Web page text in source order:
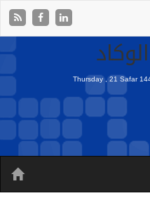
Thursday , 21 Safar